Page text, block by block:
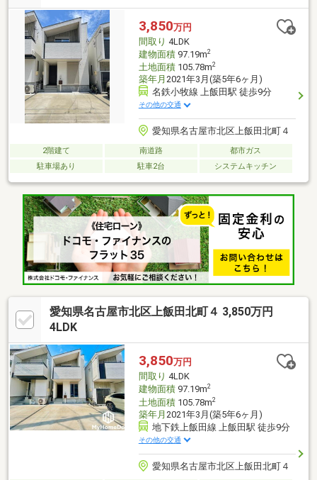
い2台分のカースペース有り。
3,850万円
間取り 4LDK
建物面積97.19m2
土地面積105.78m2
築年月 2021年3月(築5年6ヶ月)
名鉄小牧線 上飯田駅 徒歩9分
その他の交通
愛知県名古屋市北区上飯田北町４
2階建て 南道路
都市ガス
駐車場あり
駐車2台 システムキッチン
愛知県名古屋市北区上飯田北町４ 3,850万円
4LDK
3,850万円
間取り 4LDK
建物面積97.19m2
土地面積105.78m2
築年月 2021年3月(築5年6ヶ月)
地下鉄上飯田線 上飯田駅 徒歩9分
その他の交通
愛知県名古屋市北区上飯田北町４